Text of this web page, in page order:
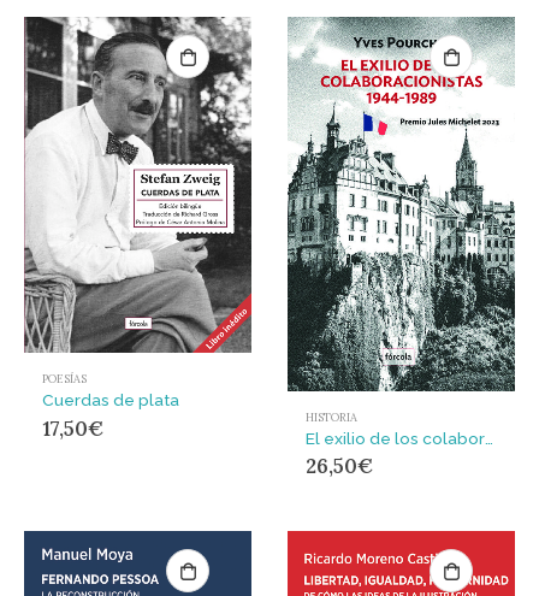
POESÍAS
Cuerdas de plata
17,50€ HISTORIA
26,50€